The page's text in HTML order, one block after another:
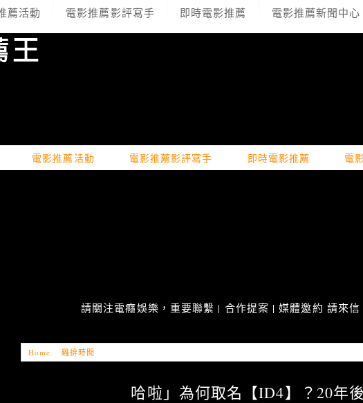
薦活動 電影推薦影評寫手 即時電影推薦 電影推薦新聞中心
電影推薦活動 電影推薦影評寫手 即時電影推薦 電
請關注電癮娛樂，重要聯繫 | 合作提案 | 媒體邀約 請來
Home 雞排時間
哈啦」為何取名【ID4】？20年